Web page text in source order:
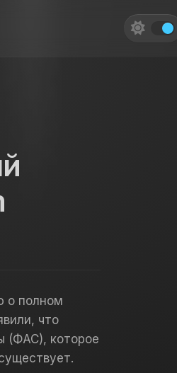
о полном
что
(ФАС), которое